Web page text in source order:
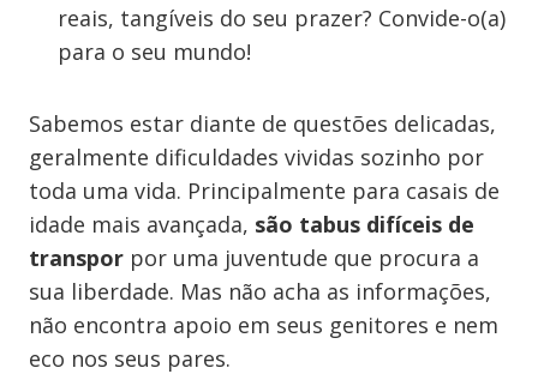
reais, tangíveis do seu prazer? Convide-o(a)
para o seu mundo!
Sabemos estar diante de questões delicadas,
geralmente dificuldades vividas sozinho por
toda uma vida. Principalmente para casais de
idade mais avançada, são tabus difíceis de
transpor por uma juventude que procura a
sua liberdade. Mas não acha as informações,
não encontra apoio em seus genitores e nem
eco nos seus pares.